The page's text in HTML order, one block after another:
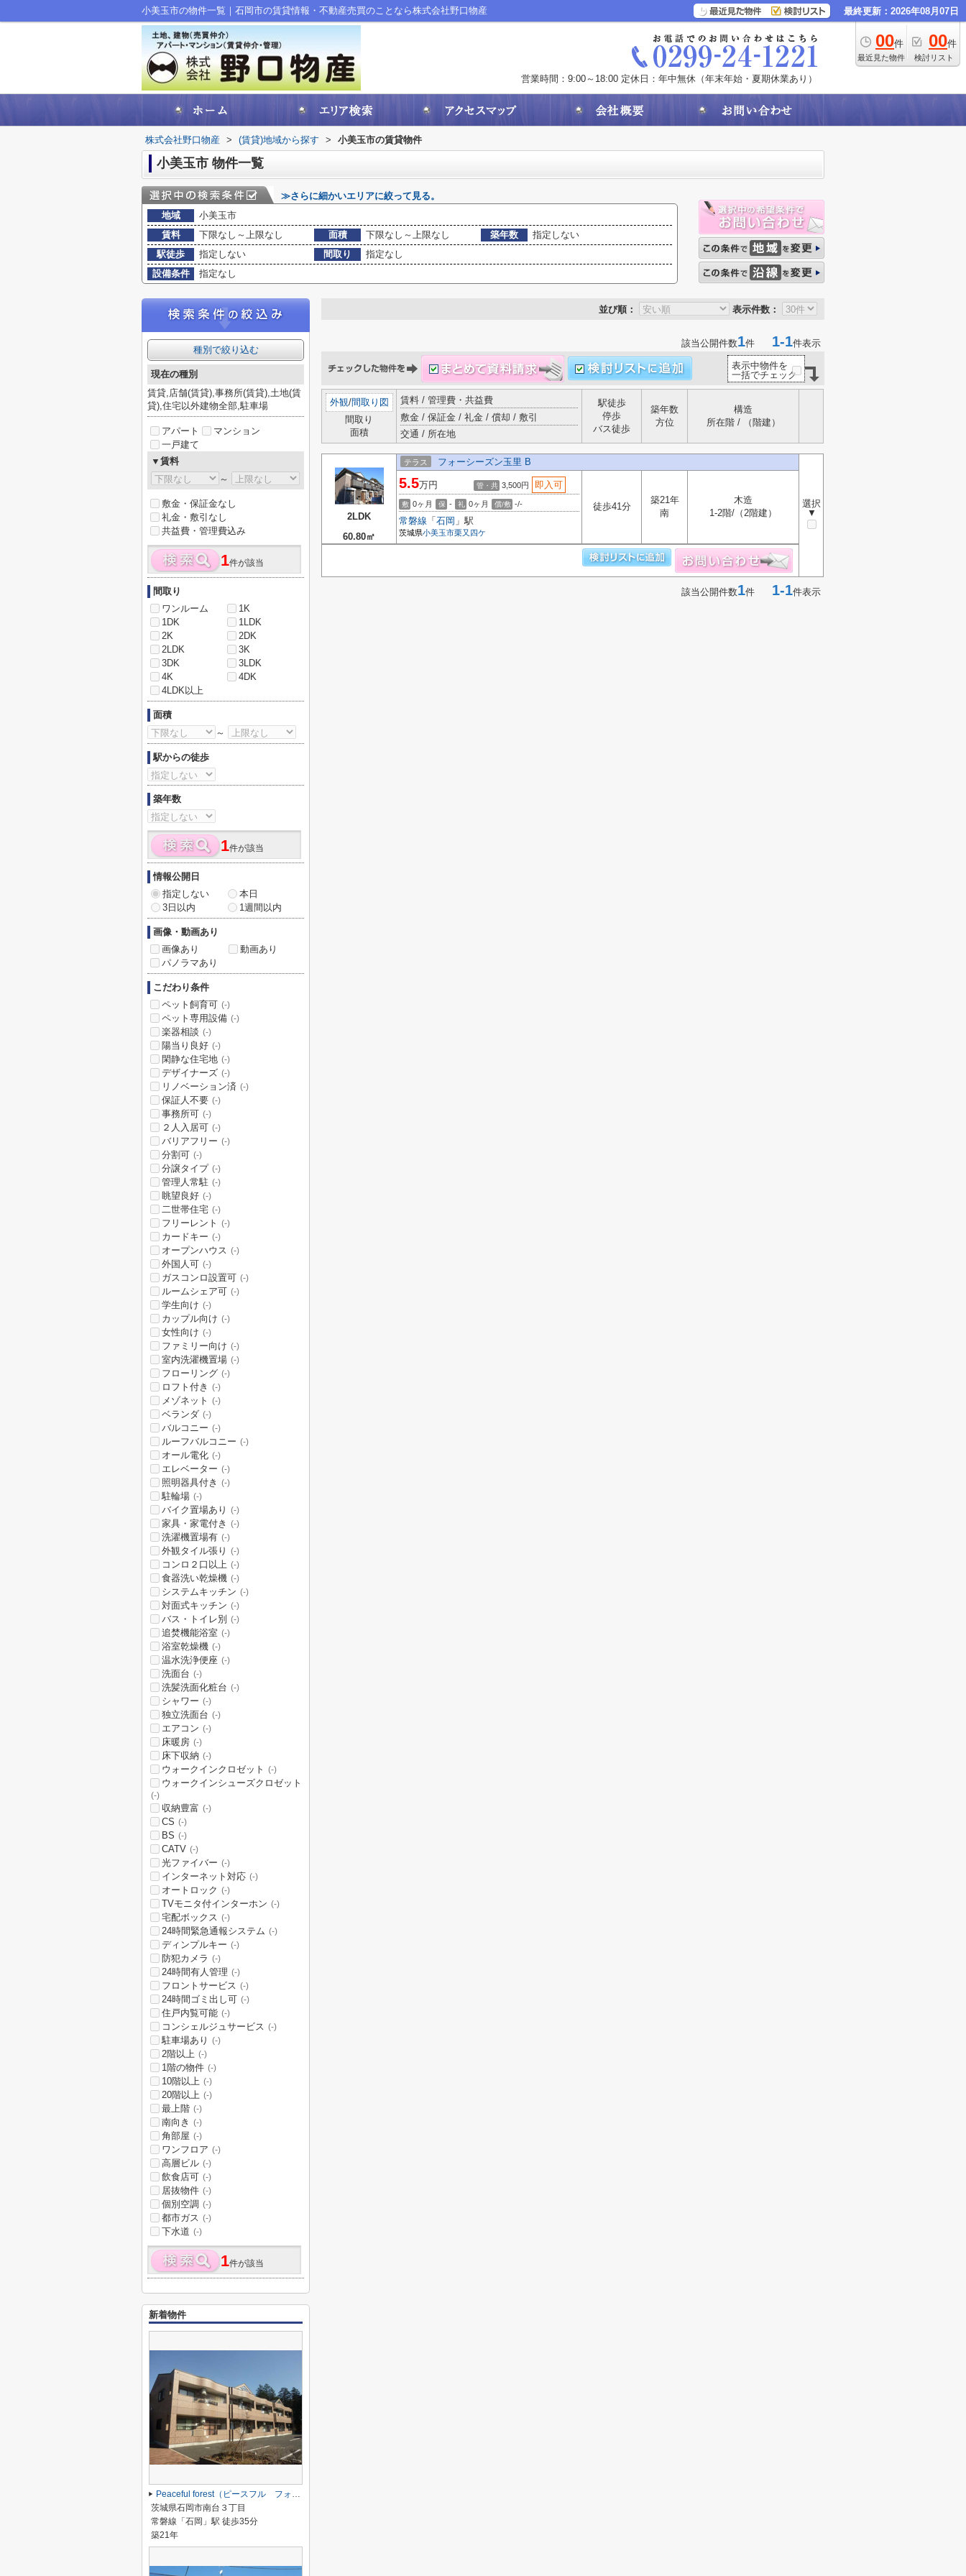
小美玉市の物件一覧｜石岡市の賃貸情報・不動産売買のことなら株式会社野口物産 最終更新：2026年08月07日
00件
最近見た物件
00件
検討リスト
営業時間：9:00～18:00 定休日：年中無休（年末年始・夏期休業あり）
株式会社野口物産 > (賃貸)地域から探す > 小美玉市の賃貸物件
小美玉市 物件一覧
≫さらに細かいエリアに絞って見る。
地域
小美玉市
賃料
下限なし～上限なし 面積 下限なし～上限なし 築年数
指定しない
駅徒歩
指定しない 間取り
指定なし
設備条件
指定なし
並び順： 表示件数：
該当公開件数1件 1-1件表示
表示中物件を
一括でチェック
外観/間取り図
間取り
面積
賃料 / 管理費・共益費
敷金 / 保証金 / 礼金 / 償却 / 敷引
交通 / 所在地
駅徒歩
停歩
バス徒歩
築年数
方位
構造
所在階 / （階建）
2LDK
60.80㎡
テラス フォーシーズン玉里 B
選択
▼
5.5万円 管・共 3,500円 即入可
敷 0ヶ月 保 - 礼 0ヶ月 償/敷 -/-
常磐線 「 石岡 」駅
茨城県小美玉市栗又四ケ
徒歩41分
築21年
南
木造
1-2階/（2階建）
該当公開件数1件 1-1件表示
種別で絞り込む
現在の種別
賃貸,店舗(賃貸),事務所(賃貸),土地(賃
貸),住宅以外建物全部,駐車場
アパート
マンション
一戸建て
▼賃料
～
敷金・保証金なし
礼金・敷引なし
共益費・管理費込み
1件が該当
間取り
ワンルーム
1K
1DK
1LDK
2K
2DK
2LDK
3K
3DK
3LDK
4K
4DK
4LDK以上
面積
～
駅からの徒歩
築年数
1件が該当
情報公開日
指定しない
本日
3日以内
1週間以内
画像・動画あり
画像あり
動画あり
パノラマあり
こだわり条件
ペット飼育可 (-)
ペット専用設備 (-)
楽器相談 (-)
陽当り良好 (-)
閑静な住宅地 (-)
デザイナーズ (-)
リノベーション済 (-)
保証人不要 (-)
事務所可 (-)
２人入居可 (-)
バリアフリー (-)
分割可 (-)
分譲タイプ (-)
管理人常駐 (-)
眺望良好 (-)
二世帯住宅 (-)
フリーレント (-)
カードキー (-)
オープンハウス (-)
外国人可 (-)
ガスコンロ設置可 (-)
ルームシェア可 (-)
学生向け (-)
カップル向け (-)
女性向け (-)
ファミリー向け (-)
室内洗濯機置場 (-)
フローリング (-)
ロフト付き (-)
メゾネット (-)
ベランダ (-)
バルコニー (-)
ルーフバルコニー (-)
オール電化 (-)
エレベーター (-)
照明器具付き (-)
駐輪場 (-)
バイク置場あり (-)
家具・家電付き (-)
洗濯機置場有 (-)
外観タイル張り (-)
コンロ２口以上 (-)
食器洗い乾燥機 (-)
システムキッチン (-)
対面式キッチン (-)
バス・トイレ別 (-)
追焚機能浴室 (-)
浴室乾燥機 (-)
温水洗浄便座 (-)
洗面台 (-)
洗髪洗面化粧台 (-)
シャワー (-)
独立洗面台 (-)
エアコン (-)
床暖房 (-)
床下収納 (-)
ウォークインクロゼット (-)
ウォークインシューズクロゼット
(-)
収納豊富 (-)
CS (-)
BS (-)
CATV (-)
光ファイバー (-)
インターネット対応 (-)
オートロック (-)
TVモニタ付インターホン (-)
宅配ボックス (-)
24時間緊急通報システム (-)
ディンプルキー (-)
防犯カメラ (-)
24時間有人管理 (-)
フロントサービス (-)
24時間ゴミ出し可 (-)
住戸内覧可能 (-)
コンシェルジュサービス (-)
駐車場あり (-)
2階以上 (-)
1階の物件 (-)
10階以上 (-)
20階以上 (-)
最上階 (-)
南向き (-)
角部屋 (-)
ワンフロア (-)
高層ビル (-)
飲食店可 (-)
居抜物件 (-)
個別空調 (-)
都市ガス (-)
下水道 (-)
1件が該当
新着物件
Peaceful forest（ピースフル フォレスト）
茨城県石岡市南台３丁目
常磐線「石岡」駅 徒歩35分
築21年